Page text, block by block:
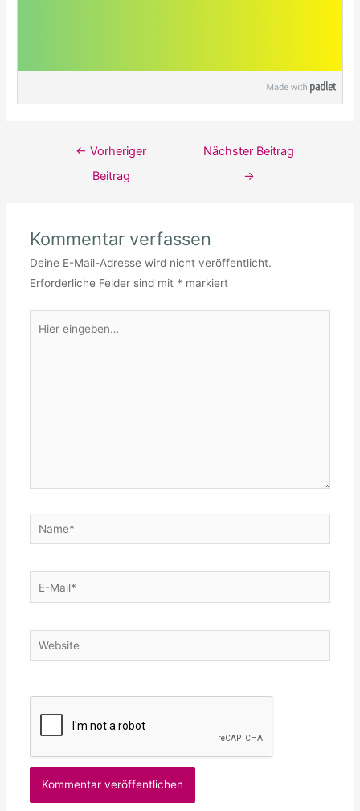
Beitragsnavigation
← Vorheriger
Beitrag
Nächster Beitrag
→
Kommentar verfassen
Deine E-Mail-Adresse wird nicht veröffentlicht.
Erforderliche Felder sind mit * markiert
eingeben…
Name*
E-
Mail*
Website